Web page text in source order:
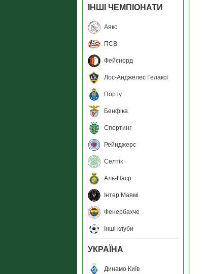
ІНШІ ЧЕМПІОНАТИ
Аякс
ПСВ
Фейєнорд
Лос-Анджелес Гелаксі
Порту
Бенфіка
Спортинг
Рейнджерс
Селтік
Аль-Наср
Інтер Маямі
Фенербахче
Інші клуби
УКРАЇНА
Динамо Київ